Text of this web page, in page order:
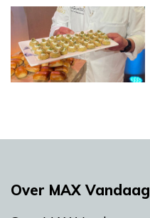
Over MAX Vandaag